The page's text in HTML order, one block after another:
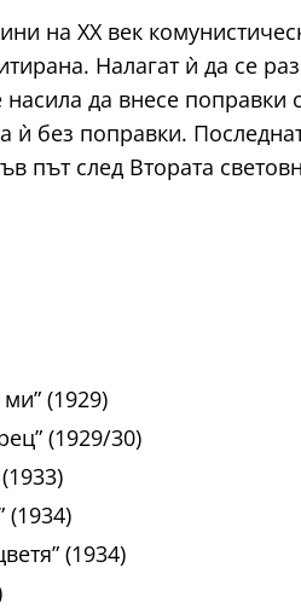
на XX век
Налагат ѝ да се
да внесе поправки
ѝ без поправки.
път след Втората
(1929)
(1929/30)
(1934)
(1934)